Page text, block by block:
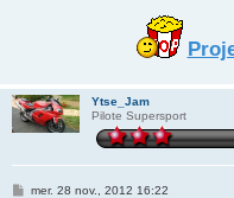
Ytse_Jam
Pilote Supersport
Mmer. 28 nov., 2012 16:22